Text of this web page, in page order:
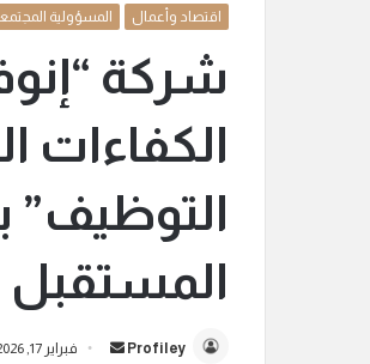
اقتصاد وأعمال المسؤولية
شركة
الكفاءات
التوظيف”
المستقبل
Profiley فبراير 17, 2026